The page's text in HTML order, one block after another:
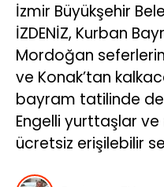
İzmir Büyükşehir
İZDENİZ, Kurban
Mordoğan
ve Konak’tan
bayram tatilinde
Engelli yurttaşlar
ücretsiz erişilebilir